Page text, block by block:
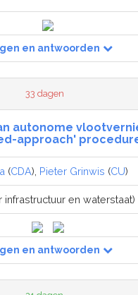
en antwoorden
33 dagen
autonome
approach'
(CDA), Pieter Grinwis (CU)
infrastructuur en waterstaat)
en antwoorden